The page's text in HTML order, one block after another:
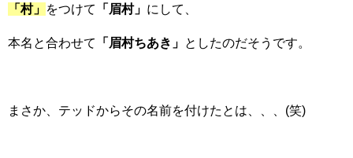
「村」 をつけて 「眉村」 にして、
本名と合わせて 「眉村ちあき」 としたのだそうです。
まさか、テッドからその名前を付けたとは、、、(笑)